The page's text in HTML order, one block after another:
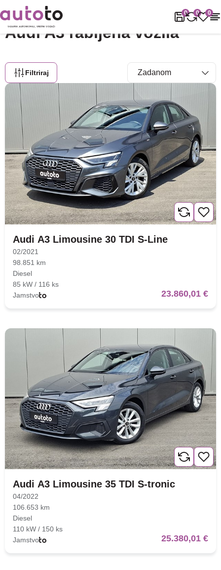
0 0 0
Naslovnica Rabljena vozila
Audi A3 rabljena vozila
Filtriraj
Audi A3 Limousine 30 TDI S-Line
02/2021
98.851 km
Diesel
85 kW / 116 ks
Jamstvo
23.860,01 €
Audi A3 Limousine 35 TDI S-tronic
04/2022
106.653 km
Diesel
110 kW / 150 ks
Jamstvo
25.380,01 €